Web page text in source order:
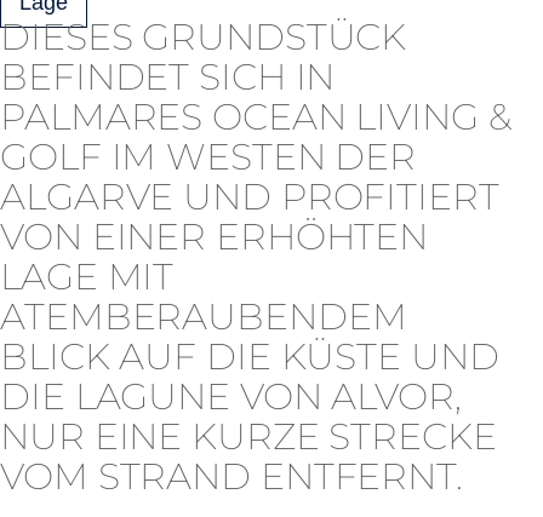
DIESES GRUNDSTÜCK
BEFINDET SICH IN
PALMARES OCEAN LIVING &
GOLF IM WESTEN DER
ALGARVE UND PROFITIERT
VON EINER ERHÖHTEN
LAGE MIT
ATEMBERAUBENDEM
BLICK AUF DIE KÜSTE UND
DIE LAGUNE VON ALVOR,
NUR EINE KURZE STRECKE
VOM STRAND ENTFERNT.